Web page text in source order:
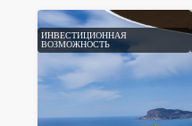
ИНВЕСТИЦИОННАЯ
ВОЗМОЖНОСТЬ